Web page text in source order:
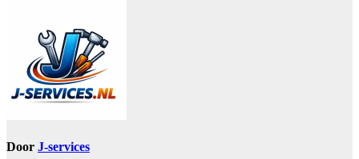
Door J-services